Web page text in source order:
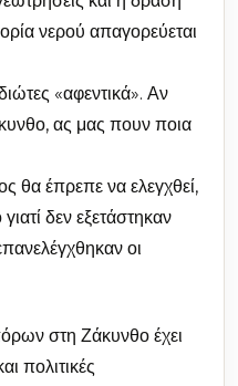
νερού απαγορεύεται
«αφεντικά». Αν
ας μας πουν ποια
θα έπρεπε να ελεγχθεί,
δεν εξετάστηκαν
οι
στη Ζάκυνθο έχει
πολιτικές